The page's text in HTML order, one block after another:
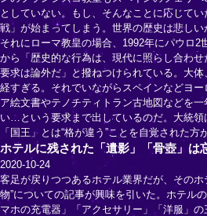
としていない。もし、そんなことに応じて
戦」が始まってしまう。世界の歴史は悲しい
それにローマ教皇の場合、1992年にパウロ2
から「歴史的な行為は、現代に照らし合わ
要求は論外だ」と撥ねつけられている。大
経すぎる。それでいながらスペインなどヨ
ア絵文書やテノチティトラン古地図などを
い…という要求まで出しているのだ。大統
「国王」とは“格が違う”ことを自覚された方
ホテルに残された「遺影」「骨壺」は
2020-10-24
客足が戻りつつあるホテル業界だが、その
物”についての記事が興味を引いた。ホテル
マホの充電器」「アクセサリー」「洋服」